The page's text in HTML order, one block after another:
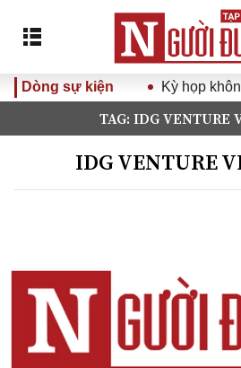
Dòng sự kiện Kỳ họp
TAG: IDG VENTURE
IDG VENTURE